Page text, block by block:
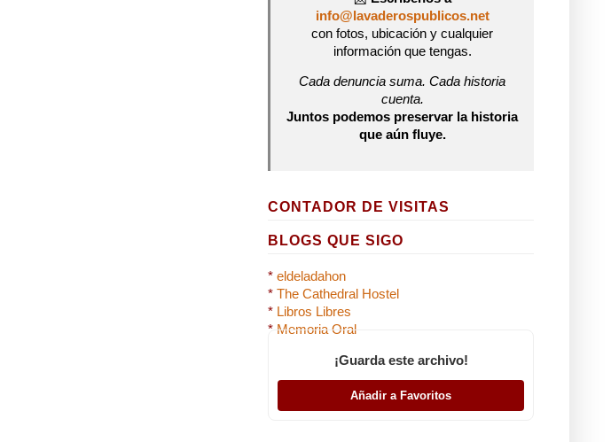
info@lavaderospublicos.net
con fotos, ubicación y cualquier
información que tengas.
Cada denuncia suma. Cada historia
cuenta.
Juntos podemos preservar la historia
que aún fluye.
CONTADOR DE VISITAS
BLOGS QUE SIGO
* eldeladahon
* The Cathedral Hostel
* Libros Libres
* Memoria Oral
¡Guarda este archivo!
Añadir a Favoritos